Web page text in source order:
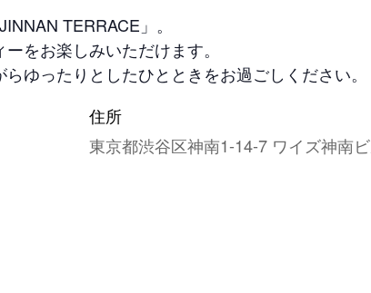
TERRACE」。
をお楽しみいただけます。
ゆったりとしたひとときをお過ごしください。
住所
東京都渋谷区神南1-14-7 ワイズ神南